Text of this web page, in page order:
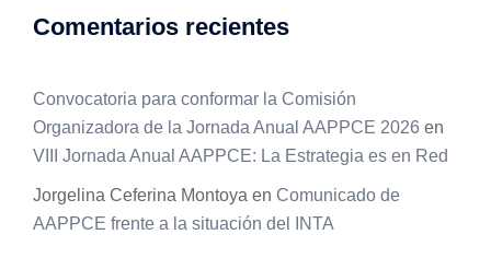
Comentarios recientes
Convocatoria para conformar la Comisión
Organizadora de la Jornada Anual AAPPCE 2026 en
VIII Jornada Anual AAPPCE: La Estrategia es en Red
Jorgelina Ceferina Montoya en Comunicado de
AAPPCE frente a la situación del INTA